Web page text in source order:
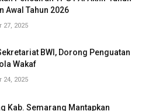
Awal Tahun 2026
27, 2025
BWI, Dorong Penguatan
Wakaf
24, 2025
Kab. Semarang Mantapkan